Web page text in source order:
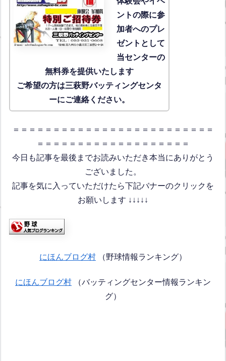
ントの際に参
加者へのプレ
ゼントとして
当センターの
無料券を提供いたします
ご希望の方は三萩野バッティングセンタ
ーにご連絡ください。
＝＝＝＝＝＝＝＝＝＝＝＝＝＝＝＝＝＝＝＝＝＝＝＝＝
＝＝＝＝＝＝＝＝＝＝＝＝＝＝＝＝＝＝＝
今日も記事を最後までお読みいただき本当にありがとう
ございました。
記事を気に入っていただけたら下記バナーのクリックを
お願いします ↓↓↓↓↓
にほんブログ村 （野球情報ランキング）
にほんブログ村 （バッティングセンター情報ランキン
グ）